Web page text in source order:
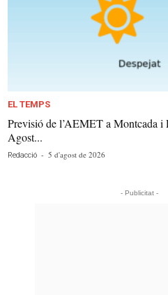
EL TEMPS
Previsió de l’AEMET a Montcada i
Agost...
Redacció - 5 d'agost de 2026
- Publicitat -